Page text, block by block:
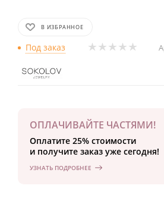
В ИЗБРАННОЕ
Под заказ
ОПЛАЧИВАЙТЕ ЧАСТЯМИ!
Оплатите 25% стоимости
и получите заказ уже сегодня!
УЗНАТЬ ПОДРОБНЕЕ